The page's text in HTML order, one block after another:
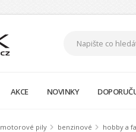
AKCE NOVINKY
motorové pily benzinové hobby a